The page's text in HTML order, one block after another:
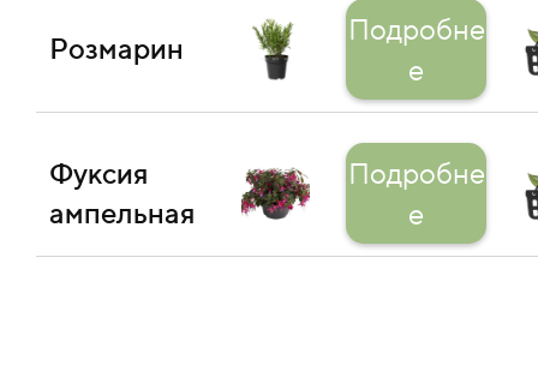
Розмарин
Подробне
е
Фуксия
ампельная
Подробне
е